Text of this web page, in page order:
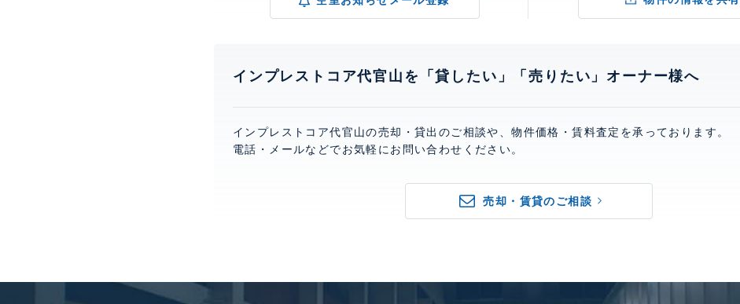
インプレストコア代官山を「貸したい」「売りたい」オーナー様へ
インプレストコア代官山の売却・貸出のご相談や、物件価格・賃料査定を承っております。
電話・メールなどでお気軽にお問い合わせください。
売却・賃貸のご相談